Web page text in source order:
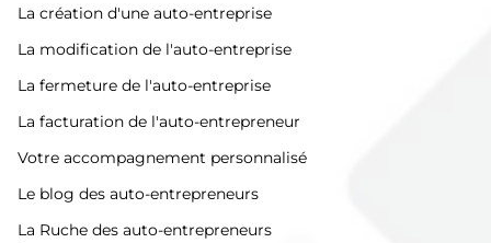
La création d'une auto-entreprise
La modification de l'auto-entreprise
La fermeture de l'auto-entreprise
La facturation de l'auto-entrepreneur
Votre accompagnement personnalisé
Le blog des auto-entrepreneurs
La Ruche des auto-entrepreneurs